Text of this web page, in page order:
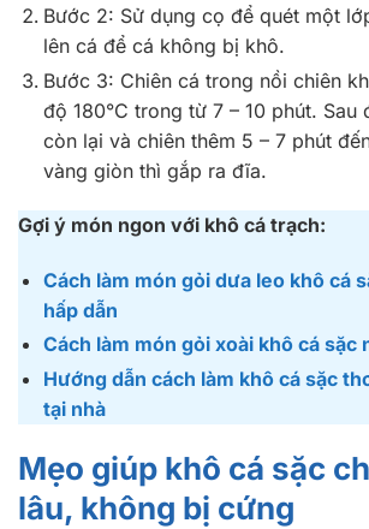
Bước 2: Sử dụng cọ để quét một
lên cá để cá không bị khô.
Bước 3: Chiên cá trong nồi chiên
độ 180°C trong từ 7 – 10 phút. Sau
còn lại và chiên thêm 5 – 7 phút
vàng giòn thì gắp ra đĩa.
Gợi ý món ngon với khô cá trạch:
Cách làm món gỏi dưa leo khô cá
hấp dẫn
Cách làm món gỏi xoài khô cá sặc
Hướng dẫn cách làm khô cá sặc
tại nhà
Mẹo giúp khô cá sặc
lâu, không bị cứng